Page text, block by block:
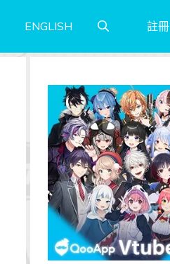
ENGLISH 註冊